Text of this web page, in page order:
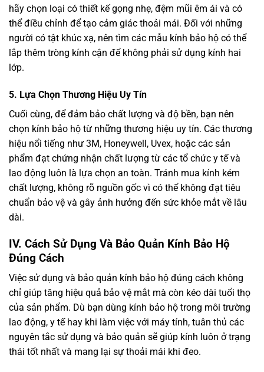
hãy chọn loại có thiết kế gọng nhẹ, đệm mũi êm ái và có
thể điều chỉnh để tạo cảm giác thoải mái. Đối với những
người có tật khúc xạ, nên tìm các mẫu kính bảo hộ có thể
lắp thêm tròng kính cận để không phải sử dụng kính hai
lớp.
5. Lựa Chọn Thương Hiệu Uy Tín
Cuối cùng, để đảm bảo chất lượng và độ bền, bạn nên
chọn kính bảo hộ từ những thương hiệu uy tín. Các thương
hiệu nổi tiếng như 3M, Honeywell, Uvex, hoặc các sản
phẩm đạt chứng nhận chất lượng từ các tổ chức y tế và
lao động luôn là lựa chọn an toàn. Tránh mua kính kém
chất lượng, không rõ nguồn gốc vì có thể không đạt tiêu
chuẩn bảo vệ và gây ảnh hưởng đến sức khỏe mắt về lâu
dài.
IV. Cách Sử Dụng Và Bảo Quản Kính Bảo Hộ
Đúng Cách
Việc sử dụng và bảo quản kính bảo hộ đúng cách không
chỉ giúp tăng hiệu quả bảo vệ mắt mà còn kéo dài tuổi thọ
của sản phẩm. Dù bạn dùng kính bảo hộ trong môi trường
lao động, y tế hay khi làm việc với máy tính, tuân thủ các
nguyên tắc sử dụng và bảo quản sẽ giúp kính luôn ở trạng
thái tốt nhất và mang lại sự thoải mái khi đeo.